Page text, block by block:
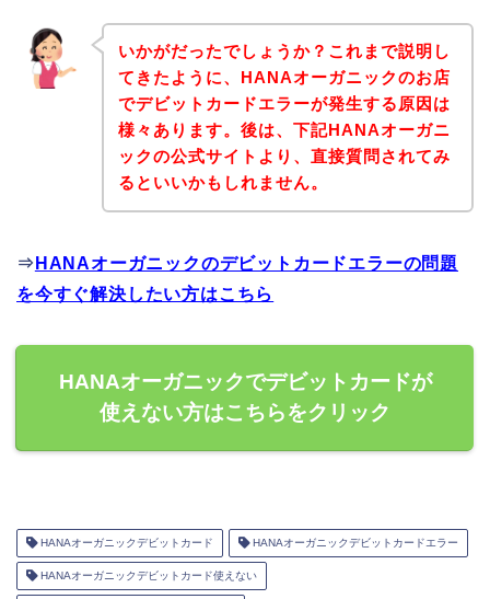
いかがだったでしょうか？これまで説明し
てきたように、HANAオーガニックのお店
でデビットカードエラーが発生する原因は
様々あります。後は、下記HANAオーガニ
ックの公式サイトより、直接質問されてみ
るといいかもしれません。
⇒ HANAオーガニックのデビットカードエラーの問題
を今すぐ解決したい方はこちら
HANAオーガニックでデビットカードが
使えない方はこちらをクリック
HANAオーガニックデビットカード HANAオーガニックデビットカードエラー
HANAオーガニックデビットカード使えない